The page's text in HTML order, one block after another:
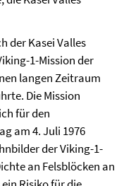
der Kasei Valles
1-Mission der
langen Zeitraum
Die Mission
für den
am 4. Juli 1976
der Viking-1-
an Felsblöcken an